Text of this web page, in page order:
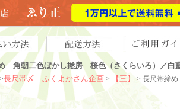
角朝二色ぼかし撚房 桜色（さくらいろ）／白藍
>長尺帯〆 ふくよかさん企画 > 【三】 > 長尺帯締